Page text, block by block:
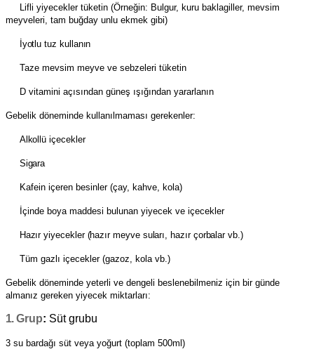
Lifli yiyecekler tüketin (Örneğin: Bulgur, kuru baklagiller, mevsim
meyveleri, tam buğday unlu ekmek gibi)
İyotlu tuz kullanın
Taze mevsim meyve ve sebzeleri tüketin
D vitamini açısından güneş ışığından yararlanın
Gebelik döneminde kullanılmaması gerekenler:
Alkollü içecekler
Sigara
Kafein içeren besinler (çay, kahve, kola)
İçinde boya maddesi bulunan yiyecek ve içecekler
Hazır yiyecekler (hazır meyve suları, hazır çorbalar vb.)
Tüm gazlı içecekler (gazoz, kola vb.)
Gebelik döneminde yeterli ve dengeli beslenebilmeniz için bir günde
almanız gereken yiyecek miktarları:
1.Grup: Süt grubu
3 su bardağı süt veya yoğurt (toplam 500ml)